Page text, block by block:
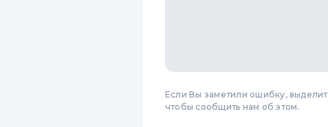
Если Вы заметили ошибку,
чтобы сообщить нам об этом.